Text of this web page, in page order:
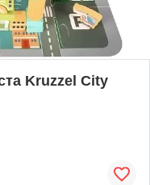
Kruzzel City